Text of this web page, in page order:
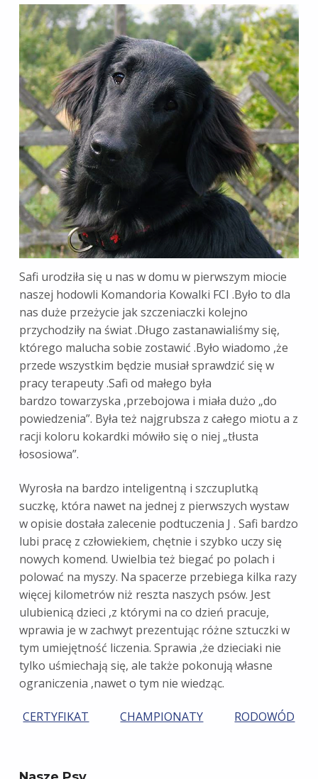
Safi urodziła się u nas w domu w pierwszym miocie
naszej hodowli Komandoria Kowalki FCI .Było to dla
nas duże przeżycie jak szczeniaczki kolejno
przychodziły na świat .Długo zastanawialiśmy się,
którego malucha sobie zostawić .Było wiadomo ,że
przede wszystkim będzie musiał sprawdzić się w
pracy terapeuty .Safi od małego była
bardzo towarzyska ,przebojowa i miała dużo „do
powiedzenia”. Była też najgrubsza z całego miotu a z
racji koloru kokardki mówiło się o niej „tłusta
łososiowa”.
Wyrosła na bardzo inteligentną i szczuplutką
suczkę, która nawet na jednej z pierwszych wystaw
w opisie dostała zalecenie podtuczenia J . Safi bardzo
lubi pracę z człowiekiem, chętnie i szybko uczy się
nowych komend. Uwielbia też biegać po polach i
polować na myszy. Na spacerze przebiega kilka razy
więcej kilometrów niż reszta naszych psów. Jest
ulubienicą dzieci ,z którymi na co dzień pracuje,
wprawia je w zachwyt prezentując różne sztuczki w
tym umiejętność liczenia. Sprawia ,że dzieciaki nie
tylko uśmiechają się, ale także pokonują własne
ograniczenia ,nawet o tym nie wiedząc.
CERTYFIKAT CHAMPIONATY RODOWÓD